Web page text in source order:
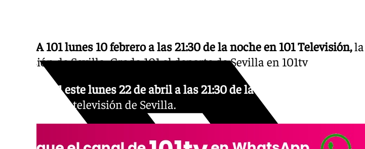
GRADA 101 lunes 10 febrero a las 21:30 de la noche en 101 Televisión,la
televisión de Sevilla. Grada 101 el deporte de Sevilla en 101tv
GRADA 101 este lunes 22 de abril a las 21:30 de la noche en 101
la televisión de Sevilla.